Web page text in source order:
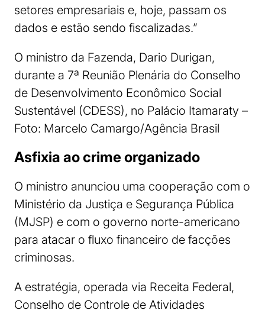
setores empresariais e, hoje, passam os
dados e estão sendo fiscalizadas.”
O ministro da Fazenda, Dario Durigan,
durante a 7ª Reunião Plenária do Conselho
de Desenvolvimento Econômico Social
Sustentável (CDESS), no Palácio Itamaraty –
Foto: Marcelo Camargo/Agência Brasil
Asfixia ao crime organizado
O ministro anunciou uma cooperação com o
Ministério da Justiça e Segurança Pública
(MJSP) e com o governo norte-americano
para atacar o fluxo financeiro de facções
criminosas.
A estratégia, operada via Receita Federal,
Conselho de Controle de Atividades